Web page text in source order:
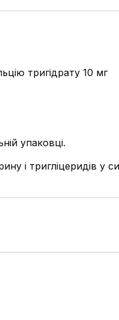
тригідрату 10 мг
упаковці.
і тригліцеридів у